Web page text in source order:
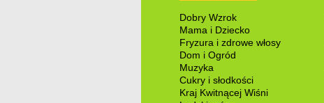
Dobry Wzrok
Mama i Dziecko
Fryzura i zdrowe włosy
Dom i Ogród
Muzyka
Cukry i słodkości
Kraj Kwitnącej Wiśni